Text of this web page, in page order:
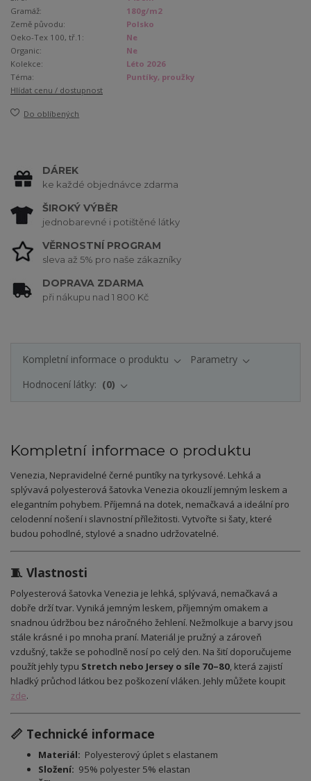
Gramáž:
180g/m2
Země původu:
Polsko
Oeko-Tex 100, tř.1:
Ne
Organic:
Ne
Kolekce:
Léto 2026
Téma:
Puntíky, proužky
Hlídat cenu / dostupnost
Do oblíbených
DÁREK
ke každé objednávce zdarma
ŠIROKÝ VÝBĚR
jednobarevné i potištěné látky
VĚRNOSTNÍ PROGRAM
sleva až 5% pro naše zákazníky
DOPRAVA ZDARMA
při nákupu nad 1 800 Kč
Kompletní informace o produktu
Parametry
Hodnocení látky:
0
Kompletní informace o produktu
Venezia, Nepravidelné černé puntíky na tyrkysové. Lehká a
splývavá polyesterová šatovka Venezia okouzlí jemným leskem a
elegantním pohybem. Příjemná na dotek, nemačkavá a ideální pro
celodenní nošení i slavnostní příležitosti. Vytvořte si šaty, které
budou pohodlné, stylové a snadno udržovatelné.
🧵 Vlastnosti
Polyesterová šatovka Venezia je lehká, splývavá, nemačkavá a
dobře drží tvar. Vyniká jemným leskem, příjemným omakem a
snadnou údržbou bez náročného žehlení. Nežmolkuje a barvy jsou
stále krásné i po mnoha praní. Materiál je pružný a zároveň
vzdušný, takže se pohodlně nosí po celý den. Na šití doporučujeme
použít jehly typu Stretch nebo Jersey o síle 70–80, která zajistí
hladký průchod látkou bez poškození vláken. Jehly můžete koupit
zde.
📏 Technické informace
Materiál: Polyesterový úplet s elastanem
Složení: 95% polyester 5% elastan